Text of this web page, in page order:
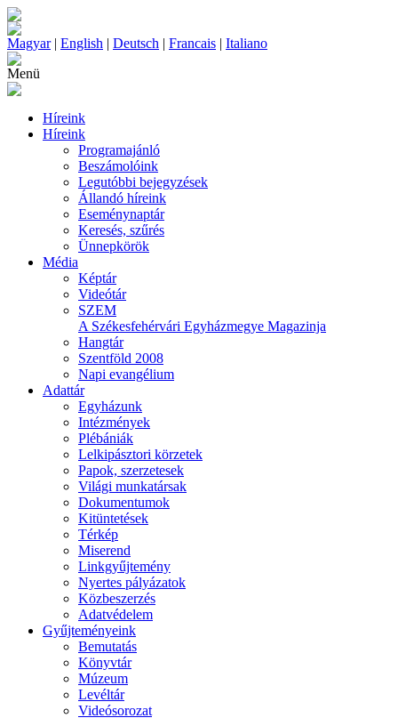
Magyar| English | Deutsch | Francais | Italiano
Menü
Híreink
Híreink
Programajánló
Beszámolóink
Legutóbbi bejegyzések
Állandó híreink
Eseménynaptár
Keresés, szűrés
Ünnepkörök
Média
Képtár
Videótár
SZEM
A Székesfehérvári Egyházmegye Magazinja
Hangtár
Szentföld 2008
Napi evangélium
Adattár
Egyházunk
Intézmények
Plébániák
Lelkipásztori körzetek
Papok, szerzetesek
Világi munkatársak
Dokumentumok
Kitüntetések
Térkép
Miserend
Linkgyűjtemény
Nyertes pályázatok
Közbeszerzés
Adatvédelem
Gyűjteményeink
Bemutatás
Könyvtár
Múzeum
Levéltár
Videósorozat